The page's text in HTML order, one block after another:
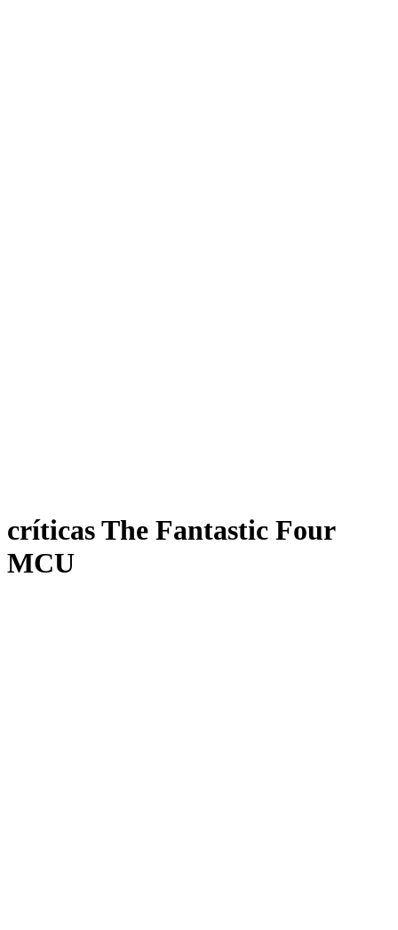
críticas The Fantastic Four
MCU